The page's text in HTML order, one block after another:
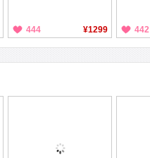
444 ¥1299 442